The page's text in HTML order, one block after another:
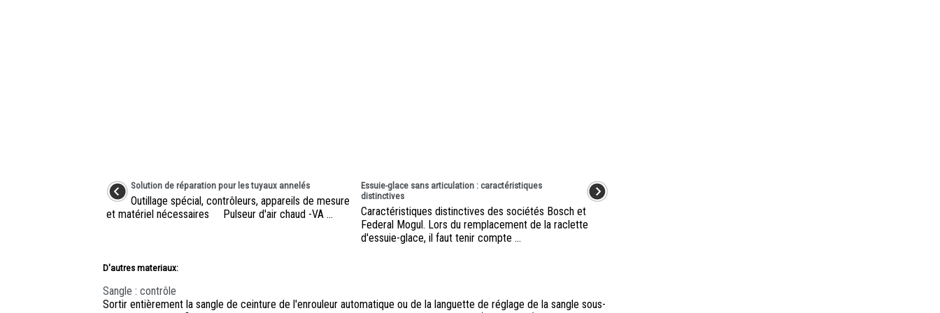
Solution de réparation pour les tuyaux annelés
Outillage spécial, contrôleurs, appareils de mesure
et matériel nécessaires Pulseur d'air chaud -VA ...
Essuie-glace sans articulation : caractéristiques
distinctives
Caractéristiques distinctives des sociétés Bosch et
Federal Mogul. Lors du remplacement de la raclette
d'essuie-glace, il faut tenir compte ...
D'autres materiaux:
Sangle : contrôle
Sortir entièrement la sangle de ceinture de l'enrouleur automatique ou de la languette de réglage de la sangle sous-